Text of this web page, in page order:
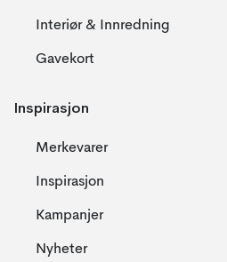
Interiør & Innredning
Gavekort
Inspirasjon
Merkevarer
Inspirasjon
Kampanjer
Nyheter